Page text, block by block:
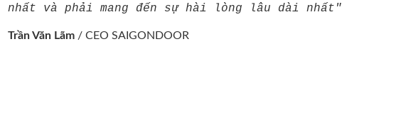
nhất và phải mang đến sự hài lòng lâu dài nhất"
Trần Văn Lãm / CEO SAIGONDOOR